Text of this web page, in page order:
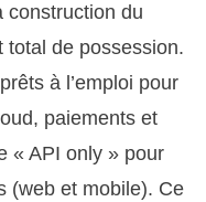
construction du
total de possession.
à l’emploi pour
paiements et
« API only » pour
(web et mobile). Ce